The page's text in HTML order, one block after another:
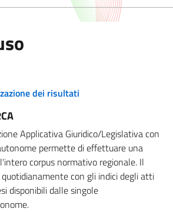
dei risultati
Applicativa Giuridico/Legislativa con
permette di effettuare una
corpus normativo regionale. Il
con gli indici degli atti
disponibili dalle singole